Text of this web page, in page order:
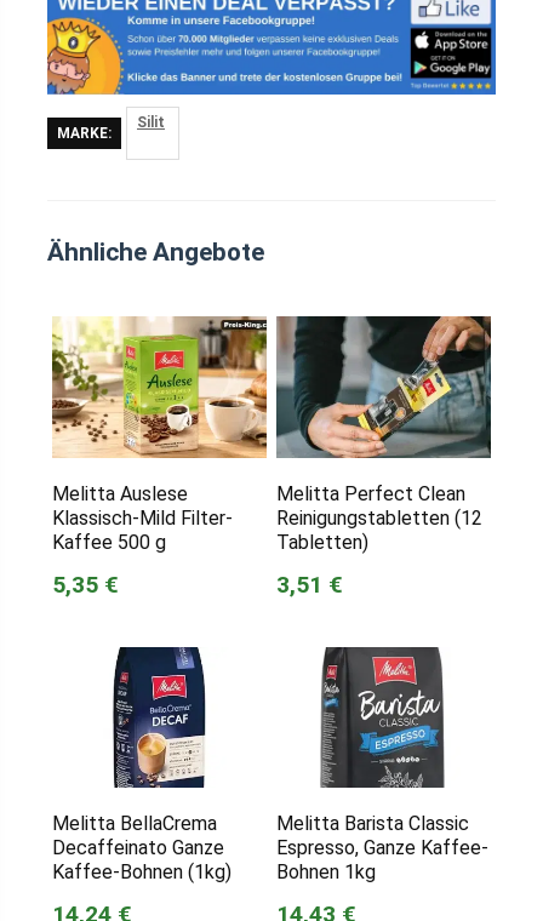
MARKE:
Silit
Ähnliche Angebote
Melitta Auslese
Klassisch-Mild Filter-
Kaffee 500 g
5,35 €
Melitta Perfect Clean
Reinigungstabletten (12
Tabletten)
3,51 €
Melitta BellaCrema
Decaffeinato Ganze
Kaffee-Bohnen (1kg)
14,24 €
Melitta Barista Classic
Espresso, Ganze Kaffee-
Bohnen 1kg
14,43 €